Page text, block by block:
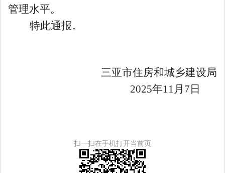
管理水平。
特此通报。
三亚市住房和城乡建设局
2025年11 月 7 日
扫一扫在手机打开当前页